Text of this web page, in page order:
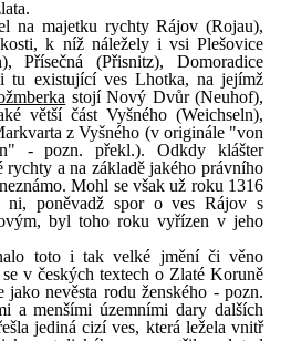
na majetku rychty Rájov (Rojau),
k níž náležely i vsi Plešovice
Přísečná (Přisnitz), Domoradice
tu existující ves Lhotka, na jejímž
stojí Nový Dvůr (Neuhof),
větší část Vyšného (Weichseln),
z Vyšného (v originále "von
- pozn. překl.). Odkdy klášter
rychty a na základě jakého právního
Mohl se však už roku 1316
ni, poněvadž spor o ves Rájov s
byl toho roku vyřízen v jeho
toto i tak velké jmění či věno
v českých textech o Zlaté Koruně
nevěsta rodu ženského - pozn.
a menšími územními dary dalších
jediná cizí ves, která ležela vnitř